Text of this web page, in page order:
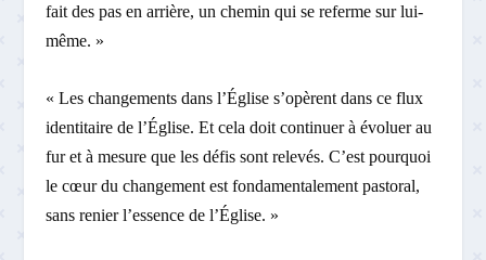
fait des pas en arrière, un chemin qui se referme sur lui-
même. »
« Les changements dans l’Église s’opèrent dans ce flux
identitaire de l’Église. Et cela doit continuer à évoluer au
fur et à mesure que les défis sont relevés. C’est pourquoi
le cœur du changement est fondamentalement pastoral,
sans renier l’essence de l’Église. »